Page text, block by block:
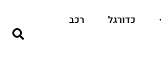
כדורגל רכב